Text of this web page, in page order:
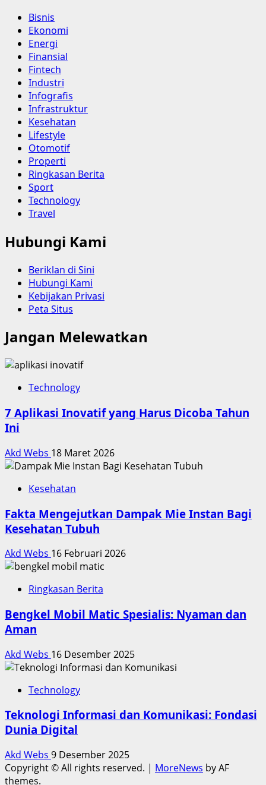
Bisnis
Ekonomi
Energi
Finansial
Fintech
Industri
Infografis
Infrastruktur
Kesehatan
Lifestyle
Otomotif
Properti
Ringkasan Berita
Sport
Technology
Travel
Hubungi Kami
Beriklan di Sini
Hubungi Kami
Kebijakan Privasi
Peta Situs
Jangan Melewatkan
Technology
7 Aplikasi Inovatif yang Harus Dicoba Tahun
Ini
Akd Webs 18 Maret 2026
Kesehatan
Fakta Mengejutkan Dampak Mie Instan Bagi
Kesehatan Tubuh
Akd Webs 16 Februari 2026
Ringkasan Berita
Bengkel Mobil Matic Spesialis: Nyaman dan
Aman
Akd Webs 16 Desember 2025
Technology
Teknologi Informasi dan Komunikasi: Fondasi
Dunia Digital
Akd Webs 9 Desember 2025
Copyright © All rights reserved. | MoreNews by AF
themes.